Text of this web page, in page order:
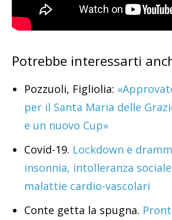
Potrebbe interessarti
Pozzuoli, Figliolia:
per il Santa Maria delle
e un nuovo Cup»
Covid-19. Lockdown e
insonnia, intolleranza
malattie cardio-vascolari
Conte getta la spugna.